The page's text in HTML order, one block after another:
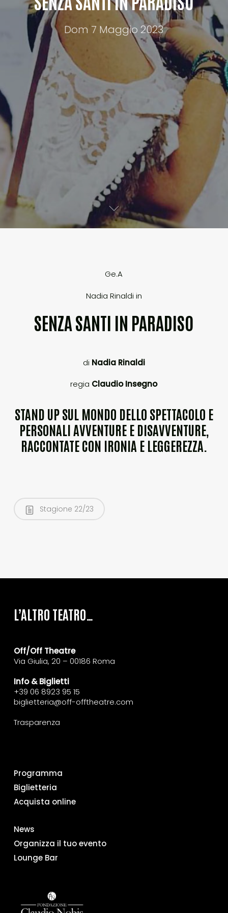
Dom 7 Maggio 2023
Ge.A
Nadia Rinaldi in
SENZA SANTI IN PARADISO
di Nadia Rinaldi
regia Claudio Insegno
STAND UP SUL MONDO DELLO SPETTACOLO E
PERSONALI AVVENTURE E DISAVVENTURE,
RACCONTATE CON IRONIA E LEGGEREZZA.
Stagione 22/23
L’ALTRO TEATRO…
Off/Off Theatre
Via Giulia, 20 – 00186 Roma
Info & Biglietti
+39 06 8923 95 15
biglietteria@off-offtheatre.com
Trasparenza
Programma
Biglietteria
Acquista online
News
Organizza il tuo evento
Lounge Bar